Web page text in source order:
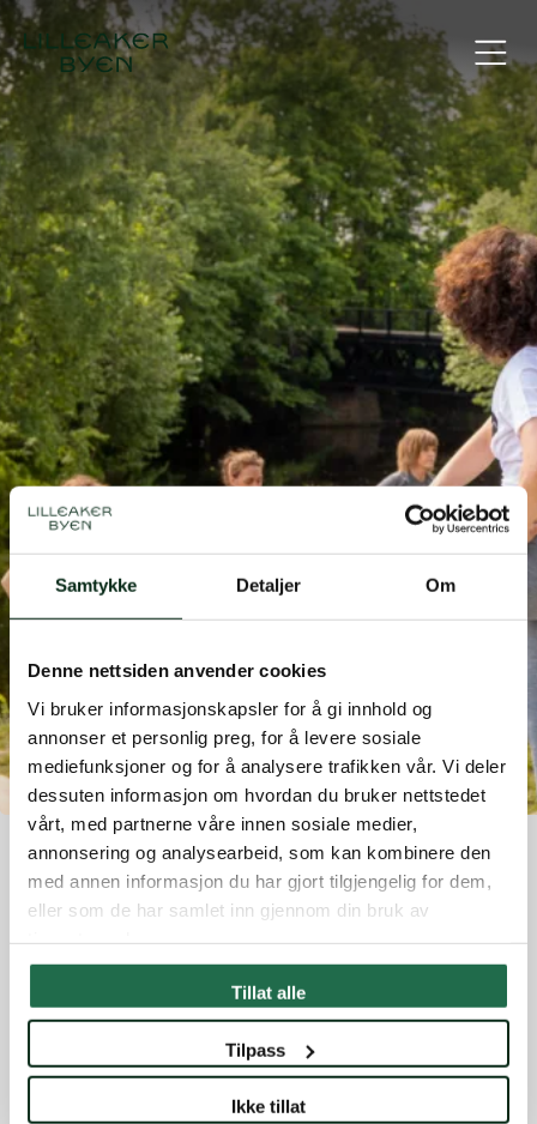
Samtykke Detaljer Om
Denne nettsiden anvender cookies
Vi bruker informasjonskapsler for å gi innhold og
annonser et personlig preg, for å levere sosiale
mediefunksjoner og for å analysere trafikken vår. Vi deler
dessuten informasjon om hvordan du bruker nettstedet
vårt, med partnerne våre innen sosiale medier,
annonsering og analysearbeid, som kan kombinere den
med annen informasjon du har gjort tilgjengelig for dem,
eller som de har samlet inn gjennom din bruk av
Tillat alle
Tilpass
Ikke tillat
AKTIVITETER
Aya Yoga
Hos Aya Yoga finner du et bredt
yogatilbud for alle nivåer